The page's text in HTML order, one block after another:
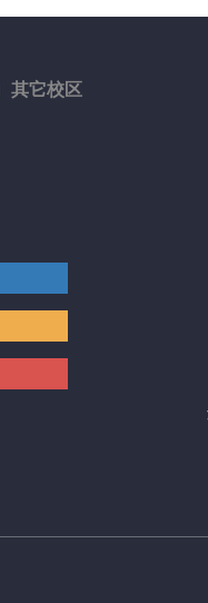
其它校区